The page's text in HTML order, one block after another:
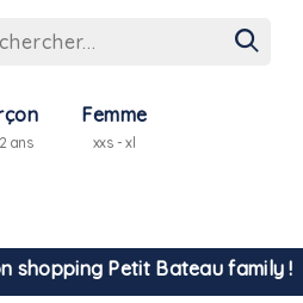
ans
Femme
xxs - xl
est assurée partout en Tunisie !